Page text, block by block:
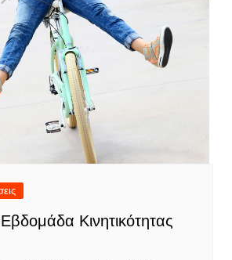
Κινητικότητας